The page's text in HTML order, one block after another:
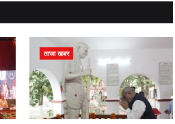
ताजा खबर